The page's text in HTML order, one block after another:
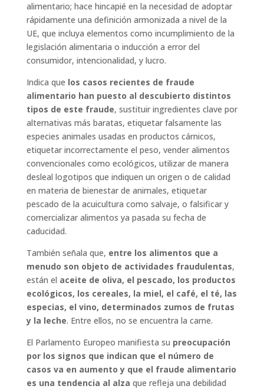
alimentario; hace hincapié en la necesidad de adoptar
rápidamente una definición armonizada a nivel de la
UE, que incluya elementos como incumplimiento de la
legislación alimentaria o inducción a error del
consumidor, intencionalidad, y lucro.
Indica que los casos recientes de fraude
alimentario han puesto al descubierto distintos
tipos de este fraude, sustituir ingredientes clave por
alternativas más baratas, etiquetar falsamente las
especies animales usadas en productos cárnicos,
etiquetar incorrectamente el peso, vender alimentos
convencionales como ecológicos, utilizar de manera
desleal logotipos que indiquen un origen o de calidad
en materia de bienestar de animales, etiquetar
pescado de la acuicultura como salvaje, o falsificar y
comercializar alimentos ya pasada su fecha de
caducidad.
También señala que, entre los alimentos que a
menudo son objeto de actividades fraudulentas,
están el aceite de oliva, el pescado, los productos
ecológicos, los cereales, la miel, el café, el té, las
especias, el vino, determinados zumos de frutas
y la leche. Entre ellos, no se encuentra la carne.
El Parlamento Europeo manifiesta su preocupación
por los signos que indican que el número de
casos va en aumento y que el fraude alimentario
es una tendencia al alza que refleja una debilidad